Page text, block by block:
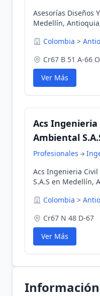
Asesorías Diseños
Medellín,
Colombia >
Cr67 B 51 A-66
Ver Más
Acs
Ambiental
Profesionales
Acs Ingenieria
S.A.S en Medellín,
Colombia >
Cr67 N 48 D-67
Ver Más